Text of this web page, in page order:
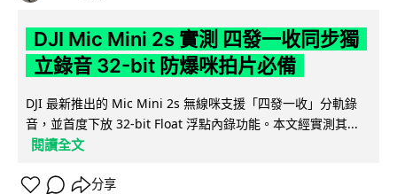
DJI Mic Mini 2s 實測 四發一收同步獨
立錄音 32-bit 防爆咪拍片必備
DJI 最新推出的 Mic Mini 2s 無線咪支援「四發一收」分軌錄
音，並首度下放 32-bit Float 浮點內錄功能。本文經實測其...
閱讀全文
分享